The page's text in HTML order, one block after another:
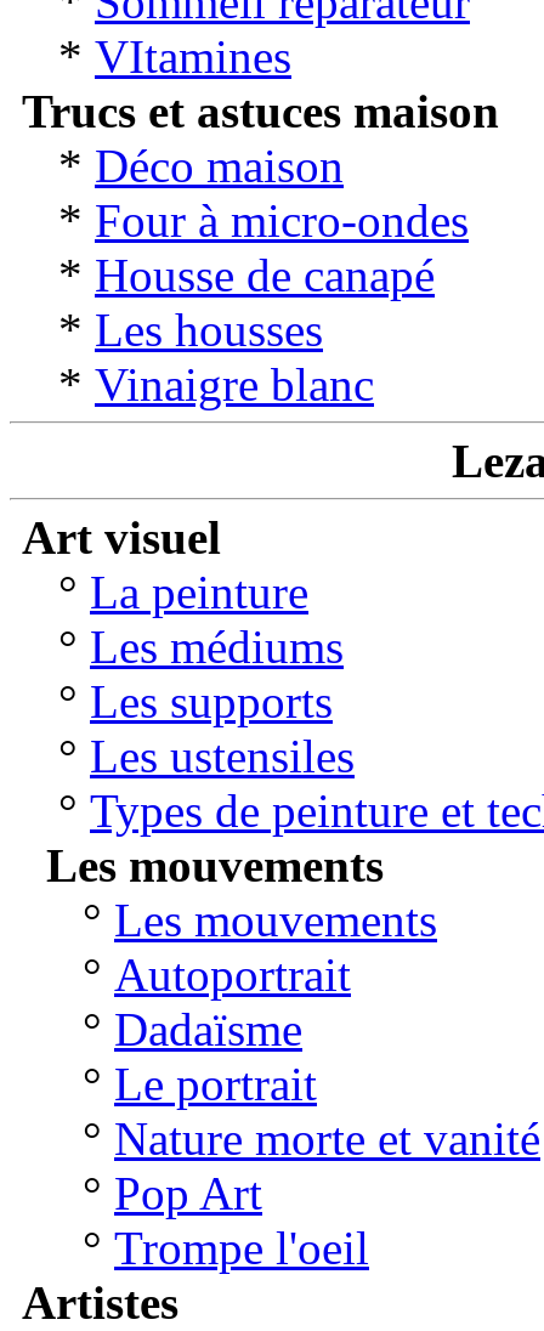
* VItamines
Trucs et astuces maison
* Déco maison
* Four à micro-ondes
* Housse de canapé
* Les housses
* Vinaigre blanc
Art visuel
° La peinture
° Les médiums
° Les supports
° Les ustensiles
° Types de peinture et
Les mouvements
° Les mouvements
° Autoportrait
° Dadaïsme
° Le portrait
° Nature morte et vanité
° Pop Art
° Trompe l'oeil
Artistes